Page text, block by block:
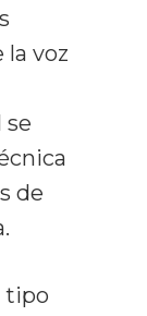
la voz
se
de
tipo